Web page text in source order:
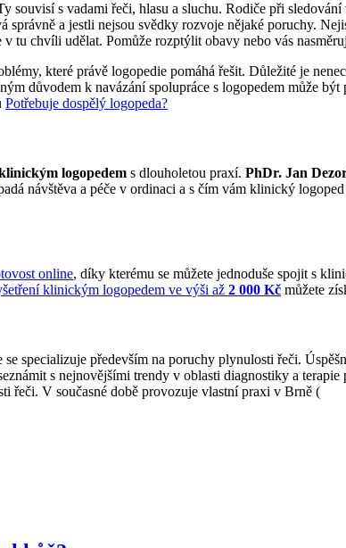
souvisí s vadami řeči, hlasu a sluchu. Rodiče při
správně a jestli nejsou svědky rozvoje nějaké poruchy.
tu chvíli udělat. Pomůže rozptýlit obavy nebo vás
které právě logopedie pomáhá řešit. Důležité je
důvodem k navázání spolupráce s logopedem může
Potřebuje dospělý logopeda?
logopedem s dlouholetou praxí. PhDr. Jan
návštěva a péče v ordinaci a s čím vám klinický
online, díky kterému se můžete jednoduše spojit s
klinickým logopedem ve výši až 2 000 Kč můžete
specializuje především na poruchy plynulosti řeči.
s nejnovějšími trendy v oblasti diagnostiky a
řeči. V současné době provozuje vlastní praxi v Brně (